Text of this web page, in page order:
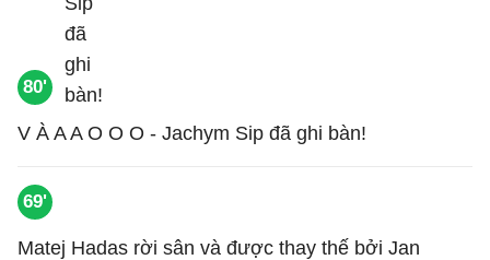
80'
V À A A O O O - Jachym Sip đã ghi bàn!
69'
Matej Hadas rời sân và được thay thế bởi Jan